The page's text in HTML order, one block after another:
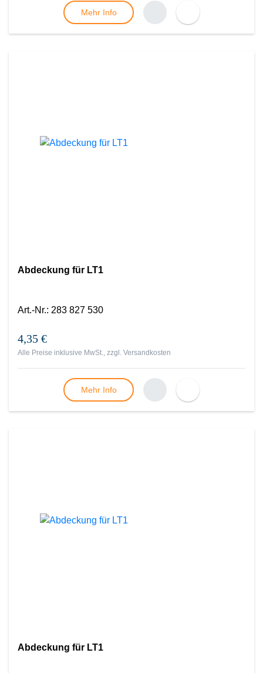
Mehr Info
Abdeckung für LT1
Art.-Nr.: 283 827 530
4,35 €
Alle Preise inklusive MwSt., zzgl. Versandkosten
Mehr Info
Abdeckung für LT1